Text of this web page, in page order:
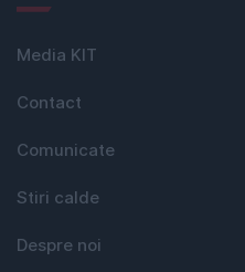
Media KIT
Contact
Comunicate
Stiri calde
Despre noi